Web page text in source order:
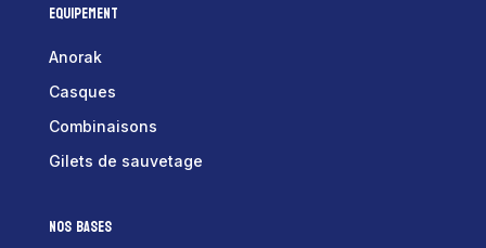
Equipement
Anorak
Casques
Combinaisons
Gilets de sauvetage
Nos bases